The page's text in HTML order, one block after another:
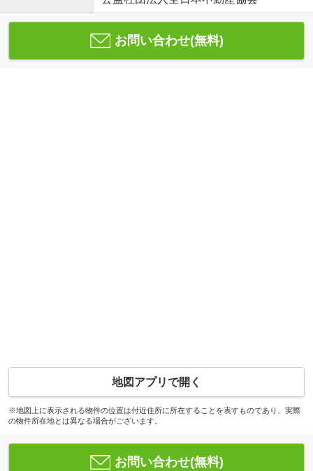
お問い合わせ(無料)
地図アプリで開く
※地図上に表示される物件の位置は付近住所に所在することを表すものであり、実際
の物件所在地とは異なる場合がございます。
お問い合わせ(無料)